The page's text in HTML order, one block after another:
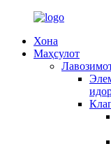
Хона
Маҳсулот